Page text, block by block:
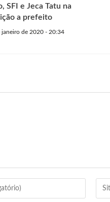
SFI e Jeca Tatu na
a prefeito
janeiro de 2020 - 20:34